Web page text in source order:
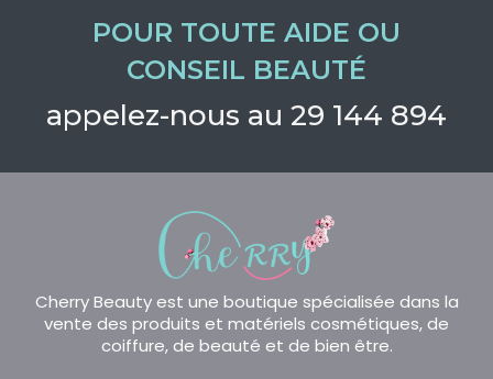
POUR TOUTE AIDE OU
CONSEIL BEAUTÉ
appelez-nous au 29 144 894
Cherry Beauty est une boutique spécialisée dans la
vente des produits et matériels cosmétiques, de
coiffure, de beauté et de bien être.